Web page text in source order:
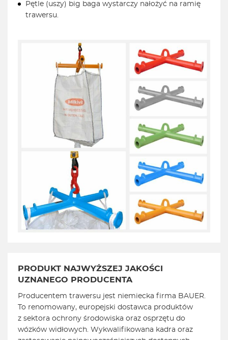
Pętle (uszy) big baga wystarczy nałożyć na ramię
trawersu.
PRODUKT NAJWYŻSZEJ JAKOŚCI
UZNANEGO PRODUCENTA
Producentem trawersu jest niemiecka firma BAUER.
To renomowany, europejski dostawca produktów
z sektora ochrony środowiska oraz osprzętu do
wózków widłowych. Wykwalifikowana kadra oraz